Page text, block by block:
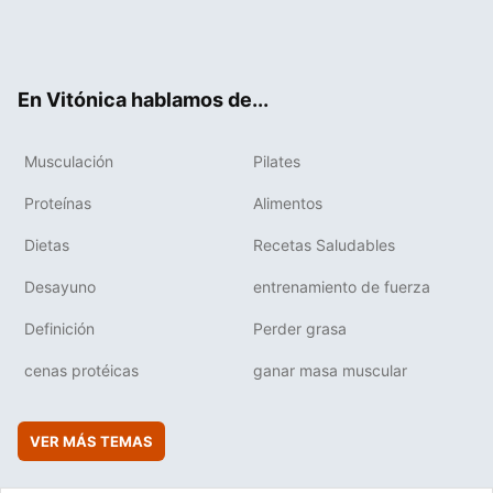
En Vitónica hablamos de...
Musculación Pilates
Proteínas Alimentos
Dietas Recetas Saludables
Desayuno entrenamiento de fuerza
Definición Perder grasa
cenas protéicas ganar masa muscular
VER MÁS TEMAS